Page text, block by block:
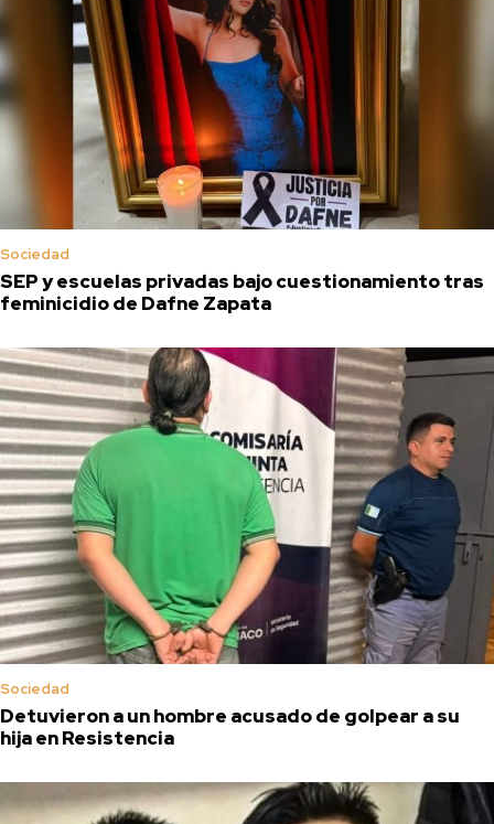
Sociedad
SEP y escuelas privadas bajo cuestionamiento tras
feminicidio de Dafne Zapata
Sociedad
Detuvieron a un hombre acusado de golpear a su
hija en Resistencia